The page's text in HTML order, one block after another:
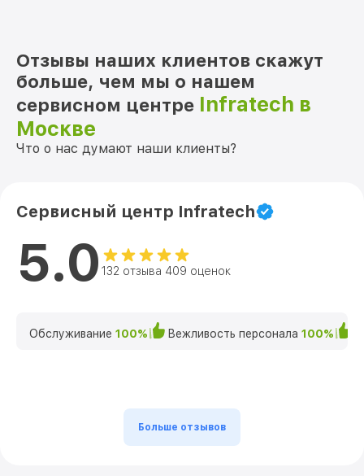
Отзывы наших клиентов скажут
больше, чем мы о нашем
сервисном центре Infratech в
Москве
Что о нас думают наши клиенты?
Сервисный центр Infratech
5.0 132 отзыва 409 оценок
Обслуживание 100% Вежливость персонала 100%
Больше отзывов